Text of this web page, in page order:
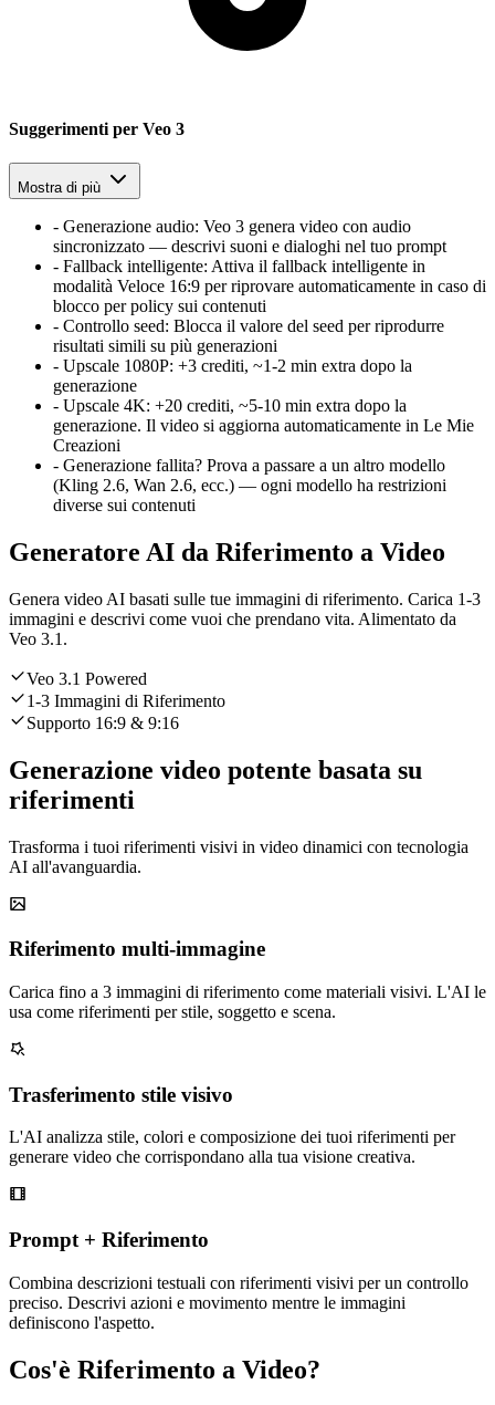
Suggerimenti per Veo 3
Mostra di più
- Generazione audio: Veo 3 genera video con audio
sincronizzato — descrivi suoni e dialoghi nel tuo prompt
- Fallback intelligente: Attiva il fallback intelligente in
modalità Veloce 16:9 per riprovare automaticamente in caso di
blocco per policy sui contenuti
- Controllo seed: Blocca il valore del seed per riprodurre
risultati simili su più generazioni
- Upscale 1080P: +3 crediti, ~1-2 min extra dopo la
generazione
- Upscale 4K: +20 crediti, ~5-10 min extra dopo la
generazione. Il video si aggiorna automaticamente in Le Mie
Creazioni
- Generazione fallita? Prova a passare a un altro modello
(Kling 2.6, Wan 2.6, ecc.) — ogni modello ha restrizioni
diverse sui contenuti
Generatore AI da Riferimento a Video
Genera video AI basati sulle tue immagini di riferimento. Carica 1-3
immagini e descrivi come vuoi che prendano vita. Alimentato da
Veo 3.1.
Veo 3.1 Powered
1-3 Immagini di Riferimento
Supporto 16:9 & 9:16
Generazione video potente basata su
riferimenti
Trasforma i tuoi riferimenti visivi in video dinamici con tecnologia
AI all'avanguardia.
Riferimento multi-immagine
Carica fino a 3 immagini di riferimento come materiali visivi. L'AI le
usa come riferimenti per stile, soggetto e scena.
Trasferimento stile visivo
L'AI analizza stile, colori e composizione dei tuoi riferimenti per
generare video che corrispondano alla tua visione creativa.
Prompt + Riferimento
Combina descrizioni testuali con riferimenti visivi per un controllo
preciso. Descrivi azioni e movimento mentre le immagini
definiscono l'aspetto.
Cos'è Riferimento a Video?